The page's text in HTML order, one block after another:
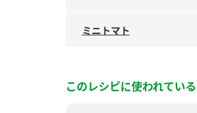
ミニトマト
このレシピに使われてい